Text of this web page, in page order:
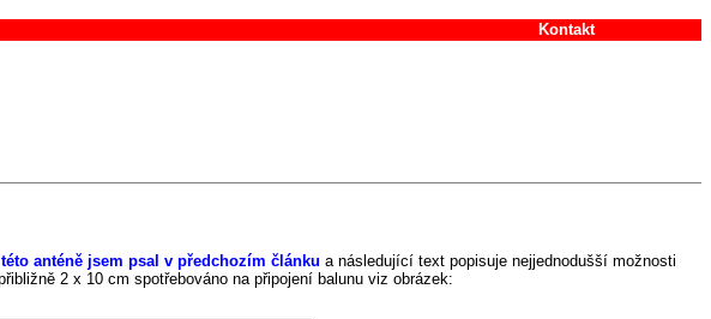
Kontakt
anténě jsem psal v předchozím článku a následující text popisuje nejjednodušší možnosti
2 x 10 cm spotřebováno na připojení balunu viz obrázek: